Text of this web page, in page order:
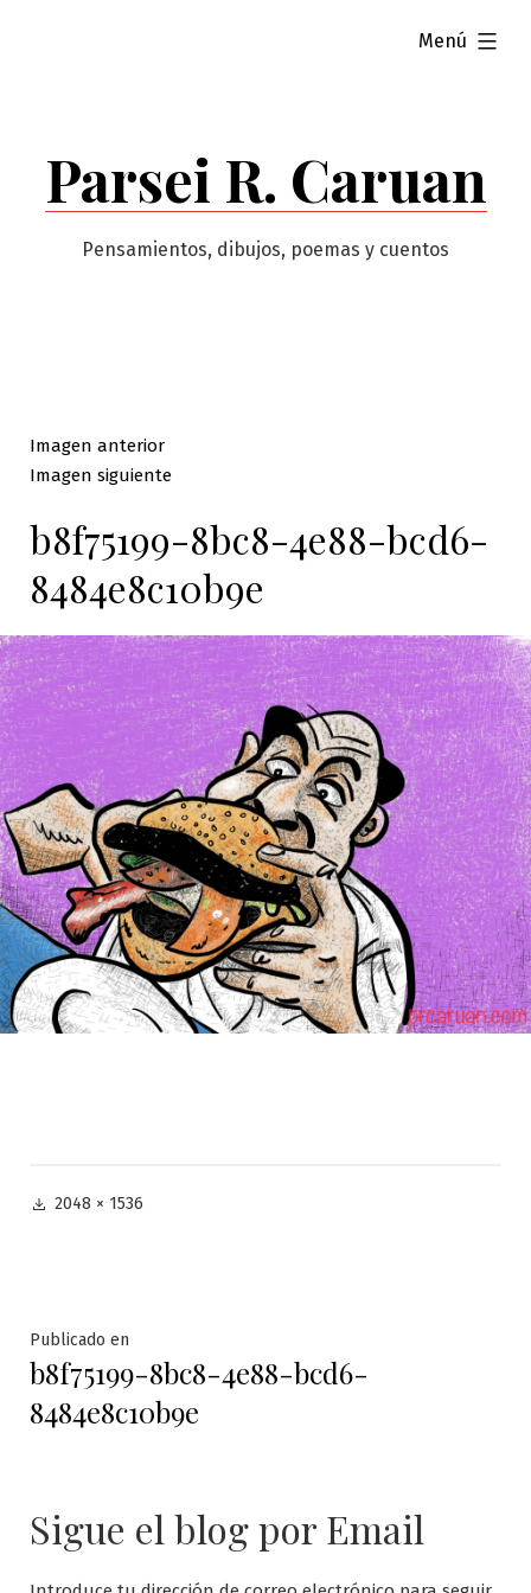
Parsei R. Caruan
Pensamientos, dibujos, poemas y cuentos
Menú
ampliado
Imagen anterior
Imagen siguiente
b8f75199-8bc8-4e88-bcd6-
8484e8c10b9e
Tamaño
2048 × 1536
Navegación
de
entradas
Publicado en
b8f75199-8bc8-4e88-bcd6-
8484e8c10b9e
Sigue el blog por Email